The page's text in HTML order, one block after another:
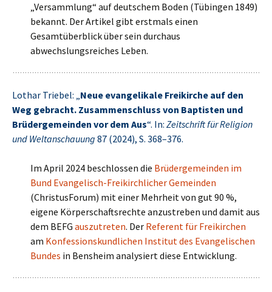
„Versammlung“ auf deutschem Boden (Tübingen 1849)
bekannt. Der Artikel gibt erstmals einen
Gesamtüberblick über sein durchaus
abwechslungsreiches Leben.
Lothar Triebel: „Neue evangelikale Freikirche auf den
Weg gebracht. Zusammenschluss von Baptisten und
Brüdergemeinden vor dem Aus“. In: Zeitschrift für Religion
und Weltanschauung 87 (2024), S. 368–376.
Im April 2024 beschlossen die Brüdergemeinden im
Bund Evangelisch-Freikirchlicher Gemeinden
(ChristusForum) mit einer Mehrheit von gut 90 %,
eigene Körperschaftsrechte anzustreben und damit aus
dem BEFG auszutreten. Der Referent für Freikirchen
am Konfessionskundlichen Institut des Evangelischen
Bundes in Bensheim analysiert diese Entwicklung.